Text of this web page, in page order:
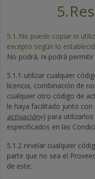
5.
5.1. No puede copiar ni
excepto según lo
No podrá, ni podrá
5.1.1. utilizar cualquier
licencia, combinación de
cualquier otro código de
le haya facilitado junto con
activación») para
especificados en las
5.1.2. revelar cualquier
parte que no sea el
de este;